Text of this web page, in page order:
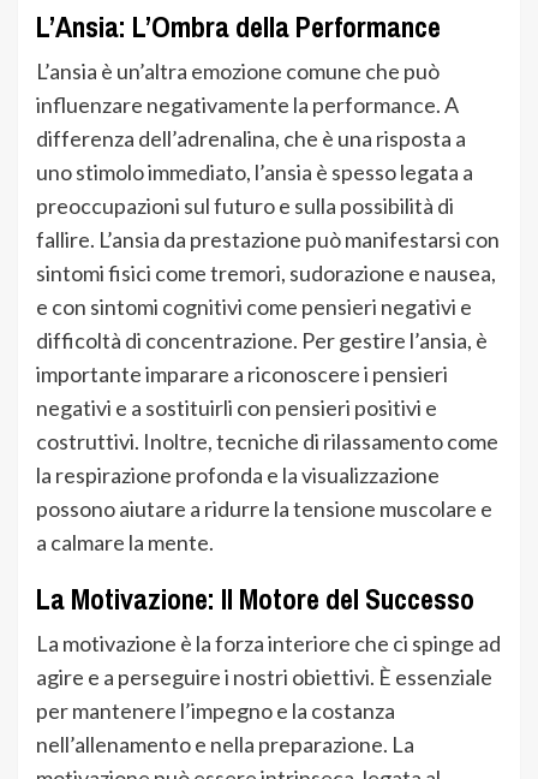
L’Ansia: L’Ombra della Performance
L’ansia è un’altra emozione comune che può
influenzare negativamente la performance. A
differenza dell’adrenalina, che è una risposta a
uno stimolo immediato, l’ansia è spesso legata a
preoccupazioni sul futuro e sulla possibilità di
fallire. L’ansia da prestazione può manifestarsi con
sintomi fisici come tremori, sudorazione e nausea,
e con sintomi cognitivi come pensieri negativi e
difficoltà di concentrazione. Per gestire l’ansia, è
importante imparare a riconoscere i pensieri
negativi e a sostituirli con pensieri positivi e
costruttivi. Inoltre, tecniche di rilassamento come
la respirazione profonda e la visualizzazione
possono aiutare a ridurre la tensione muscolare e
a calmare la mente.
La Motivazione: Il Motore del Successo
La motivazione è la forza interiore che ci spinge ad
agire e a perseguire i nostri obiettivi. È essenziale
per mantenere l’impegno e la costanza
nell’allenamento e nella preparazione. La